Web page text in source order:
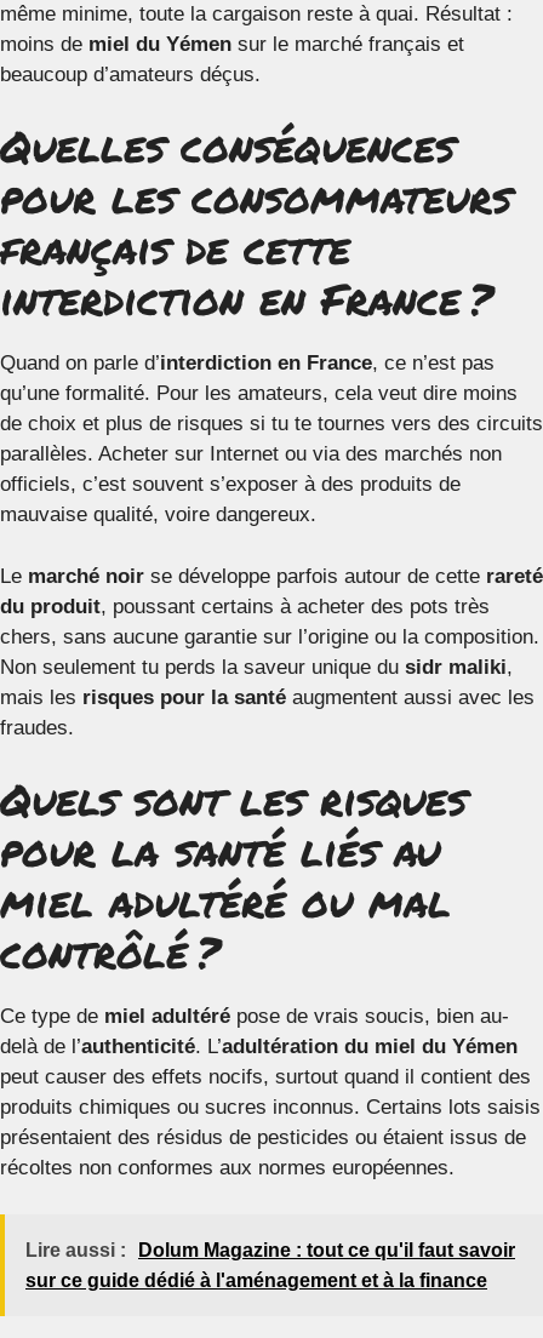
même minime, toute la cargaison reste à quai. Résultat :
moins de miel du Yémen sur le marché français et
beaucoup d’amateurs déçus.
Quelles conséquences
pour les consommateurs
français de cette
interdiction en France ?
Quand on parle d’interdiction en France, ce n’est pas
qu’une formalité. Pour les amateurs, cela veut dire moins
de choix et plus de risques si tu te tournes vers des circuits
parallèles. Acheter sur Internet ou via des marchés non
officiels, c’est souvent s’exposer à des produits de
mauvaise qualité, voire dangereux.
Le marché noir se développe parfois autour de cette rareté
du produit, poussant certains à acheter des pots très
chers, sans aucune garantie sur l’origine ou la composition.
Non seulement tu perds la saveur unique du sidr maliki,
mais les risques pour la santé augmentent aussi avec les
fraudes.
Quels sont les risques
pour la santé liés au
miel adultéré ou mal
contrôlé ?
Ce type de miel adultéré pose de vrais soucis, bien au-
delà de l’authenticité. L’adultération du miel du Yémen
peut causer des effets nocifs, surtout quand il contient des
produits chimiques ou sucres inconnus. Certains lots saisis
présentaient des résidus de pesticides ou étaient issus de
récoltes non conformes aux normes européennes.
Lire aussi :
Dolum Magazine : tout ce qu'il faut savoir
sur ce guide dédié à l'aménagement et à la finance